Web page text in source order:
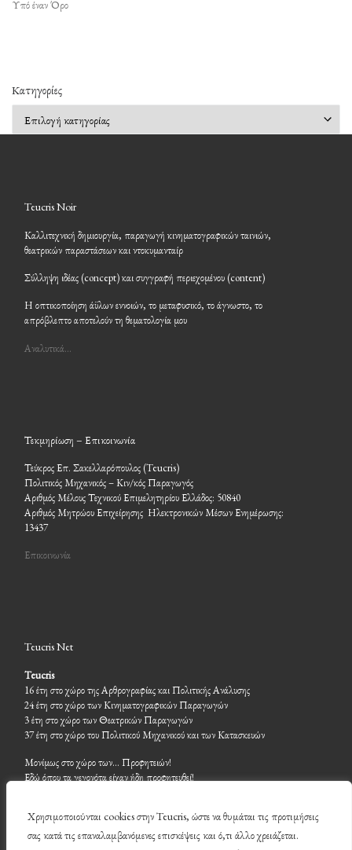
Χρησιμοποιούνται cookies στην Teucris, ώστε να θυμάται τις προτιμήσεις
σας κατά τις επαναλαμβανόμενες επισκέψεις και ό,τι άλλο χρειάζεται.
Υπό έναν Όρο
Kατηγορίες
Teucris Noir
Καλλιτεχνική δημιουργία, παραγωγή κινηματογραφικών ταινιών,
θεατρικών παραστάσεων και ντοκυμανταίρ
Σύλληψη ιδέας (concept) και συγγραφή περιεχομένου (content)
Η οπτικοποίηση άϋλων εννοιών, το μεταφυσικό, το άγνωστο, το
απρόβλεπτο αποτελούν τη θεματολογία μου
Αναλυτικά…
Τεκμηρίωση – Επικοινωνία
Τεύκρος Επ. Σακελλαρόπουλος (Teucris)
Πολιτικός Μηχανικός – Κιν/κός Παραγωγός
Αριθμός Μέλους Τεχνικού Επιμελητηρίου Ελλάδος: 50840
Αριθμός Μητρώου Επιχείρησης Ηλεκτρονικών Μέσων Ενημέρωσης:
13437
Επικοινωνία
Teucris Net
Teucris
16 έτη στο χώρο της Αρθρογραφίας και Πολιτικής Ανάλυσης
24 έτη στο χώρο των Κινηματογραφικών Παραγωγών
3 έτη στο χώρο των Θεατρικών Παραγωγών
37 έτη στο χώρο του Πολιτικού Μηχανικού και των Κατασκευών
Μονίμως στο χώρο των… Προφητειών!
Εδώ όπου τα γεγονότα είχαν ήδη προφητευθεί!